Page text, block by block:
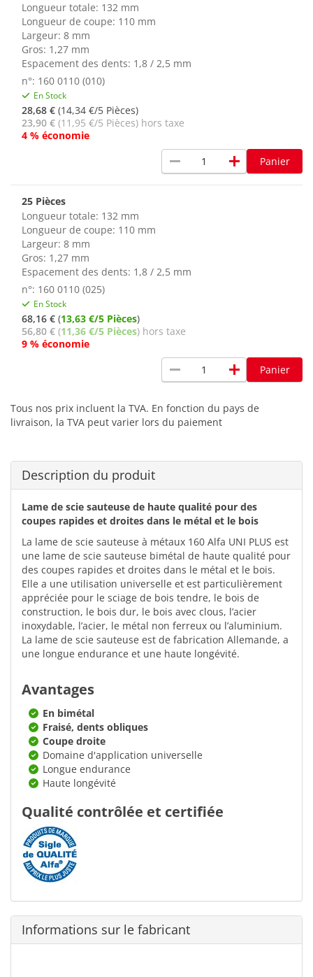
Longueur totale: 132 mm
Longueur de coupe: 110 mm
Largeur: 8 mm
Gros: 1,27 mm
Espacement des dents: 1,8 / 2,5 mm
n°: 160 0110 (010)
En Stock
28,68 € (14,34 €/5 Pièces)
23,90 € (11,95 €/5 Pièces) hors taxe
4 % économie
remove add Panier
25 Pièces
Longueur totale: 132 mm
Longueur de coupe: 110 mm
Largeur: 8 mm
Gros: 1,27 mm
Espacement des dents: 1,8 / 2,5 mm
n°: 160 0110 (025)
En Stock
68,16 € (13,63 €/5 Pièces)
56,80 € (11,36 €/5 Pièces) hors taxe
9 % économie
remove add Panier
Tous nos prix incluent la TVA. En fonction du pays de
livraison, la TVA peut varier lors du paiement
Description du produit
Lame de scie sauteuse de haute qualité pour des
coupes rapides et droites dans le métal et le bois
La lame de scie sauteuse à métaux 160 Alfa UNI PLUS est
une lame de scie sauteuse bimétal de haute qualité pour
des coupes rapides et droites dans le métal et le bois.
Elle a une utilisation universelle et est particulièrement
appréciée pour le sciage de bois tendre, le bois de
construction, le bois dur, le bois avec clous, l’acier
inoxydable, l’acier, le métal non ferreux ou l’aluminium.
La lame de scie sauteuse est de fabrication Allemande, a
une longue endurance et une haute longévité.
Avantages
En bimétal
Fraisé, dents obliques
Coupe droite
Domaine d'application universelle
Longue endurance
Haute longévité
Qualité contrôlée et certifiée
Informations sur le fabricant